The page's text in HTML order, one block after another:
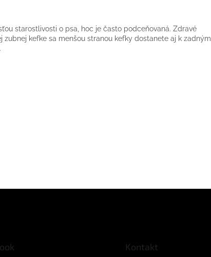
starostlivosti o psa, hoc je často podceňovaná. Zdravé
kefke sa menšou stranou kefky dostanete aj k zadným
Kontakt